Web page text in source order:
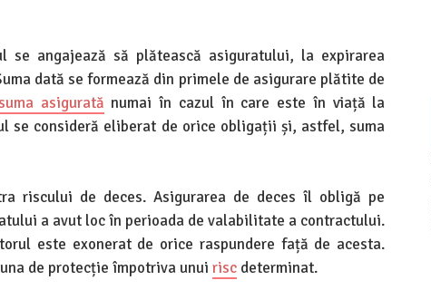
angajează să plătească asiguratului, la expirarea
dată se formează din primele de asigurare plătite de
suma asigurată numai în cazul în care este în viață la
se consideră eliberat de orice obligații și, astfel, suma
riscului de deces. Asigurarea de deces îl obligă pe
a avut loc în perioada de valabilitate a contractului.
este exonerat de orice raspundere față de acesta.
de protecție împotriva unui risc determinat.